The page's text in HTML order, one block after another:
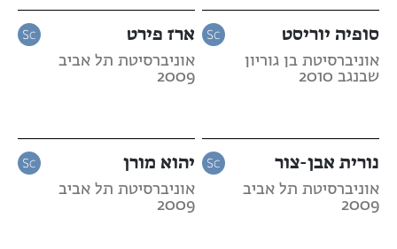
סופיה יוריסט
אוניברסיטת בן גוריון
שבנגב 2010
ארז פירט
אוניברסיטת תל אביב
2009
נורית אבן-צור
אוניברסיטת תל אביב
2009
יהוא מורן
אוניברסיטת תל אביב
2009